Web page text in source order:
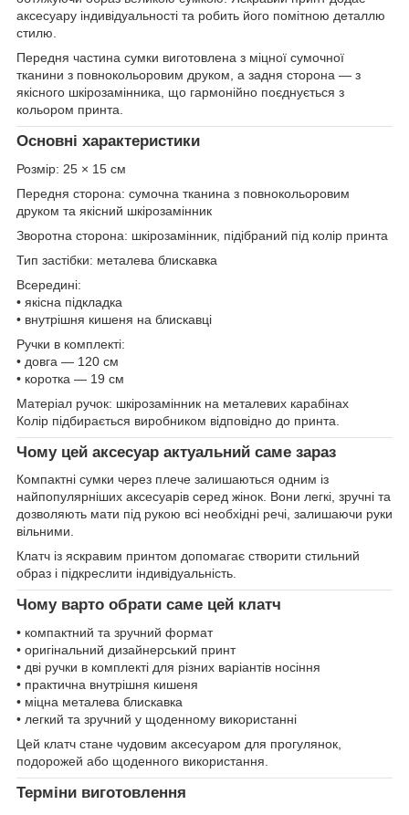
аксесуару індивідуальності та робить його помітною деталлю
стилю.
Передня частина сумки виготовлена з міцної сумочної
тканини з повнокольоровим друком, а задня сторона — з
якісного шкірозамінника, що гармонійно поєднується з
кольором принта.
Основні характеристики
Розмір: 25 × 15 см
Передня сторона: сумочна тканина з повнокольоровим
друком та якісний шкірозамінник
Зворотна сторона: шкірозамінник, підібраний під колір принта
Тип застібки: металева блискавка
Всередині:
• якісна підкладка
• внутрішня кишеня на блискавці
Ручки в комплекті:
• довга — 120 см
• коротка — 19 см
Матеріал ручок: шкірозамінник на металевих карабінах
Колір підбирається виробником відповідно до принта.
Чому цей аксесуар актуальний саме зараз
Компактні сумки через плече залишаються одним із
найпопулярніших аксесуарів серед жінок. Вони легкі, зручні та
дозволяють мати під рукою всі необхідні речі, залишаючи руки
вільними.
Клатч із яскравим принтом допомагає створити стильний
образ і підкреслити індивідуальність.
Чому варто обрати саме цей клатч
• компактний та зручний формат
• оригінальний дизайнерський принт
• дві ручки в комплекті для різних варіантів носіння
• практична внутрішня кишеня
• міцна металева блискавка
• легкий та зручний у щоденному використанні
Цей клатч стане чудовим аксесуаром для прогулянок,
подорожей або щоденного використання.
Терміни виготовлення